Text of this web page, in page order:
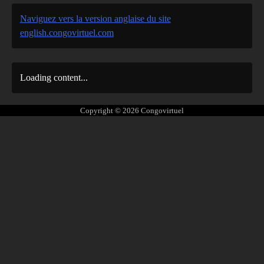
Naviguez vers la version anglaise du site
english.congovirtuel.com
Loading content...
Copyright © 2026 Congovirtuel